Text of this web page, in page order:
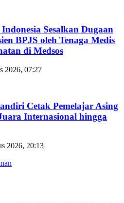
Sesalkan Dugaan
BPJS oleh Tenaga Medis
di Medsos
2026, 07:27
Cetak Pemelajar Asing
Internasional hingga
2026, 20:13